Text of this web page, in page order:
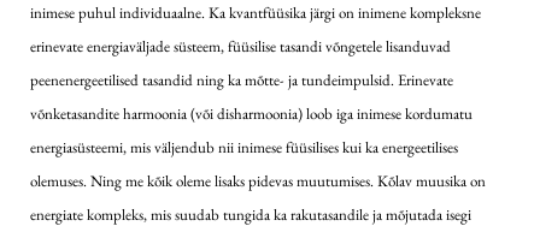
inimese puhul individuaalne. Ka kvantfüüsika järgi on inimene kompleksne
erinevate energiaväljade süsteem, füüsilise tasandi võngetele lisanduvad
peenenergeetilised tasandid ning ka mõtte- ja tundeimpulsid. Erinevate
võnketasandite harmoonia (või disharmoonia) loob iga inimese kordumatu
energiasüsteemi, mis väljendub nii inimese füüsilises kui ka energeetilises
olemuses. Ning me kõik oleme lisaks pidevas muutumises. Kõlav muusika on
energiate kompleks, mis suudab tungida ka rakutasandile ja mõjutada isegi